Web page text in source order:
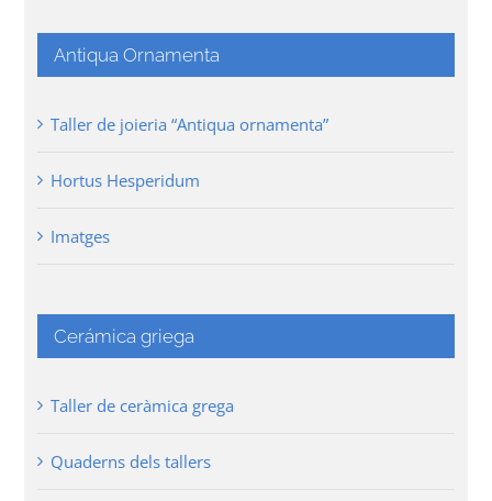
Antiqua Ornamenta
Taller de joieria “Antiqua ornamenta”
Hortus Hesperidum
Imatges
Cerámica griega
Taller de ceràmica grega
Quaderns dels tallers